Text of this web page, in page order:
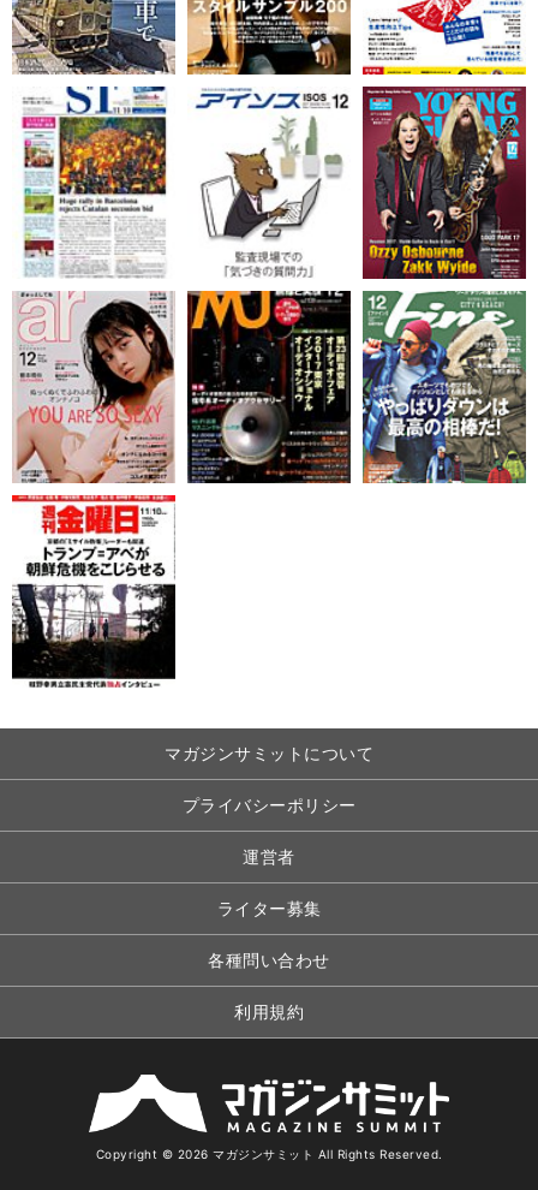
マガジンサミットについて
プライバシーポリシー
運営者
ライター募集
各種問い合わせ
利用規約
Copyright © 2026 マガジンサミット All Rights Reserved.